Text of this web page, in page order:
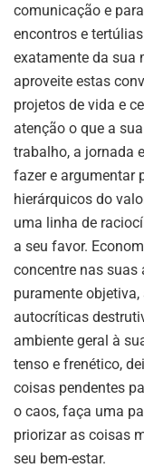
comunicação e
encontros e
exatamente da sua
aproveite estas
projetos de vida e
atenção o que a
trabalho, a jornada
fazer e argumentar
hierárquicos do
uma linha de
a seu favor.
concentre nas
puramente
autocríticas
ambiente geral à
tenso e frenético,
coisas pendentes
o caos, faça uma
priorizar as coisas
seu bem-estar.